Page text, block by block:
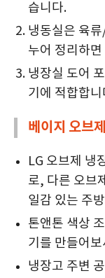
습니다.
냉동실은 육
누어 정리하
냉장실 도어
기에 적합합니
베이지 오브
LG 오브제 냉
로, 다른 오브
일감 있는 주
톤앤톤 색상
기를 만들어
냉장고 주변